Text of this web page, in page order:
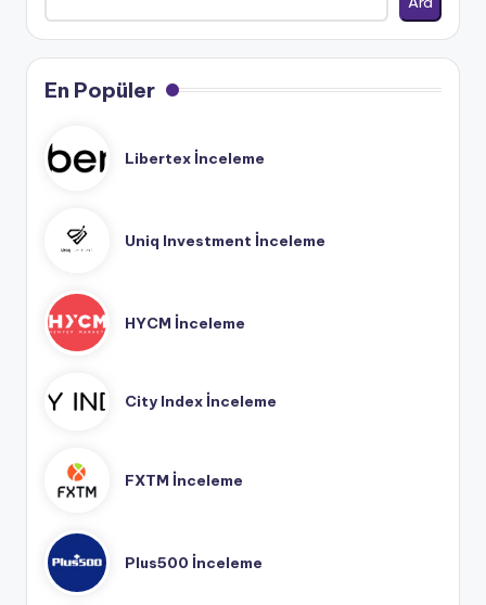
En Popüler
Libertex İnceleme
Uniq Investment İnceleme
HYCM İnceleme
City Index İnceleme
FXTM İnceleme
Plus500 İnceleme